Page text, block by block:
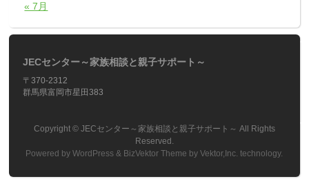
« 7月
JECセンター～家族相談と親子サポート～
〒370-2312
群馬県富岡市星田383
Copyright © JECセンター～家族相談と親子サポート～ All Rights
Reserved.
Powered byWordPress & BizVektor Theme byVektor,Inc. technology.